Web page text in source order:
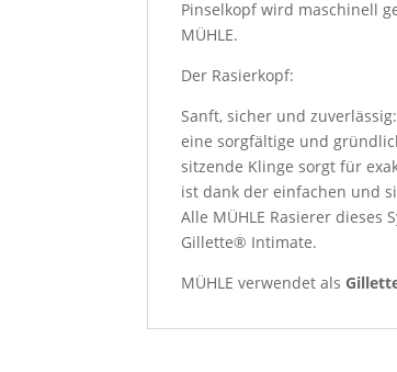
Pinselkopf wird maschinell
MÜHLE.
Der Rasierkopf:
Sanft, sicher und
eine sorgfältige und
sitzende Klinge sorgt für
ist dank der einfachen und
Alle MÜHLE Rasierer
Gillette® Intimate.
MÜHLE verwendet als